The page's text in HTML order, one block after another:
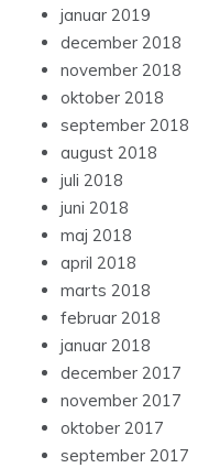
januar 2019
december 2018
november 2018
oktober 2018
september 2018
august 2018
juli 2018
juni 2018
maj 2018
april 2018
marts 2018
februar 2018
januar 2018
december 2017
november 2017
oktober 2017
september 2017